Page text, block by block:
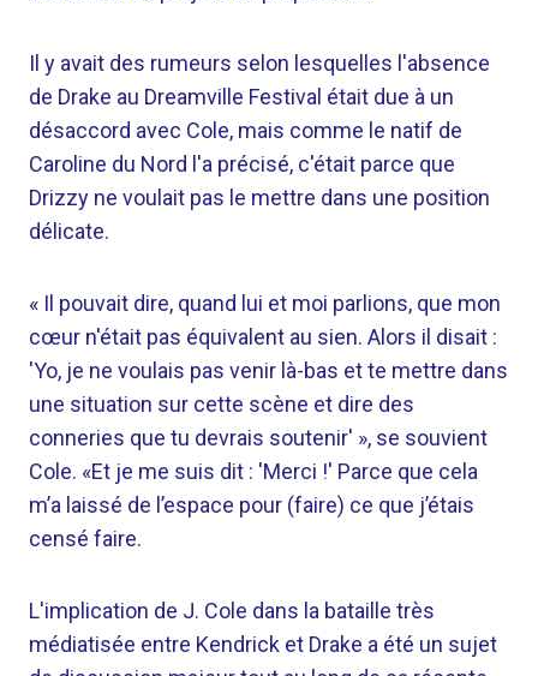
Il y avait des rumeurs selon lesquelles l'absence
de Drake au Dreamville Festival était due à un
désaccord avec Cole, mais comme le natif de
Caroline du Nord l'a précisé, c'était parce que
Drizzy ne voulait pas le mettre dans une position
délicate.
« Il pouvait dire, quand lui et moi parlions, que mon
cœur n'était pas équivalent au sien. Alors il disait :
'Yo, je ne voulais pas venir là-bas et te mettre dans
une situation sur cette scène et dire des
conneries que tu devrais soutenir' », se souvient
Cole. «Et je me suis dit : 'Merci !' Parce que cela
m’a laissé de l’espace pour (faire) ce que j’étais
censé faire.
L'implication de J. Cole dans la bataille très
médiatisée entre Kendrick et Drake a été un sujet